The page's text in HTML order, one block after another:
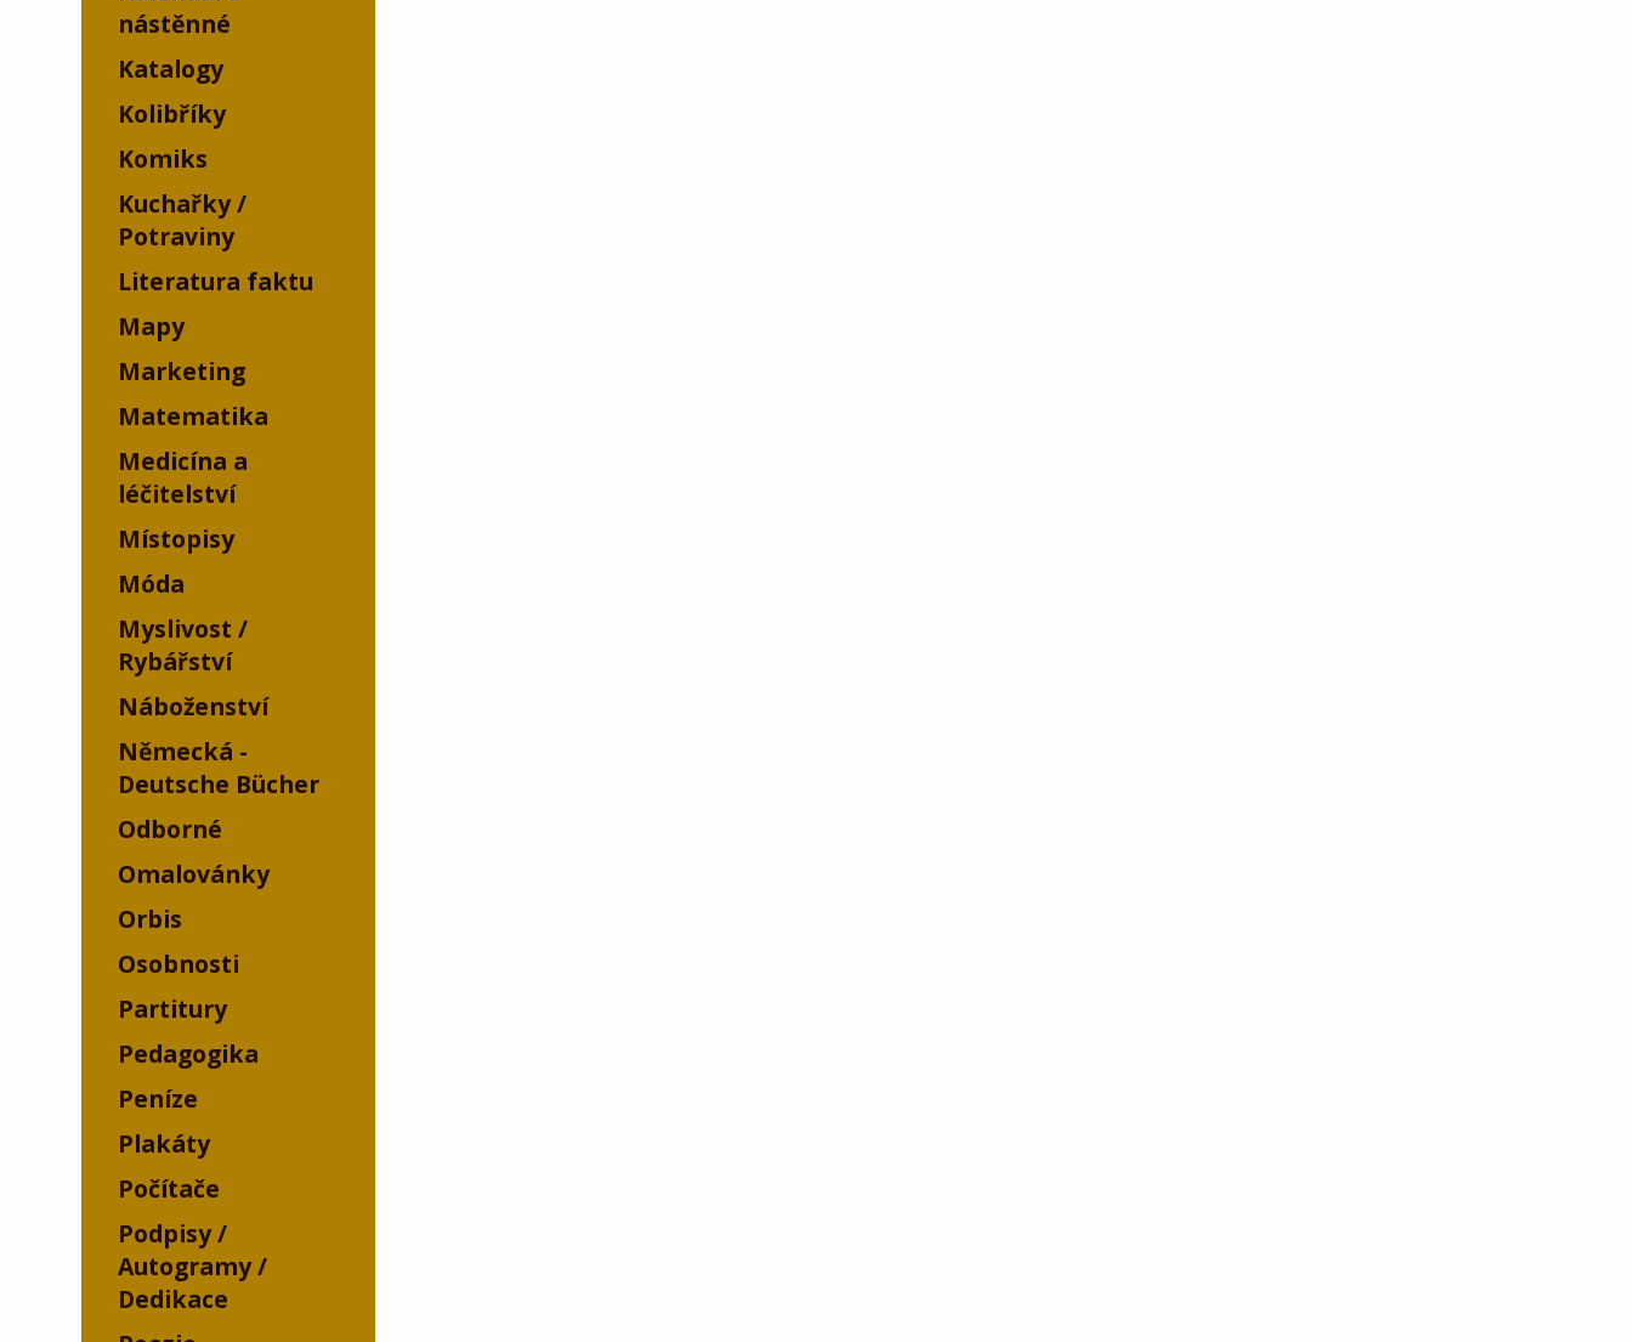
nástěnné
Katalogy
Kolibříky
Komiks
Kuchařky /
Potraviny
Literatura faktu
Mapy
Marketing
Matematika
Medicína a
léčitelství
Místopisy
Móda
Myslivost /
Rybářství
Náboženství
Německá -
Deutsche Bücher
Odborné
Omalovánky
Orbis
Osobnosti
Partitury
Pedagogika
Peníze
Plakáty
Počítače
Podpisy /
Autogramy /
Dedikace